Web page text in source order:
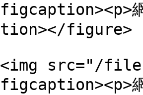
網
figure>
src="/files/
網